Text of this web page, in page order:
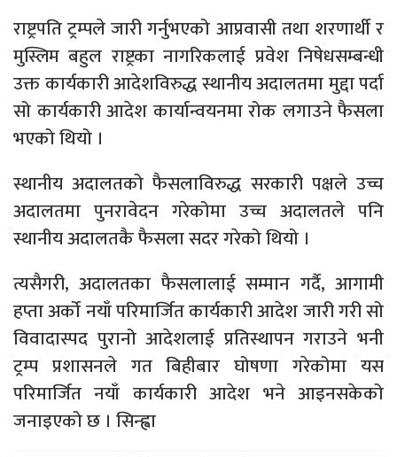
राष्ट्रपति ट्रम्पले जारी गर्नुभएको आप्रवासी तथा शरणार्थी र
मुस्लिम बहुल राष्ट्रका नागरिकलाई प्रवेश निषेधसम्बन्धी
उक्त कार्यकारी आदेशविरुद्ध स्थानीय अदालतमा मुद्दा पर्दा
सो कार्यकारी आदेश कार्यान्वयनमा रोक लगाउने फैसला
भएको थियो ।
स्थानीय अदालतको फैसलाविरुद्ध सरकारी पक्षले उच्च
अदालतमा पुनरावेदन गरेकोमा उच्च अदालतले पनि
स्थानीय अदालतकै फैसला सदर गरेको थियो ।
त्यसैगरी, अदालतका फैसलालाई सम्मान गर्दै, आगामी
हप्ता अर्को नयाँ परिमार्जित कार्यकारी आदेश जारी गरी सो
विवादास्पद पुरानो आदेशलाई प्रतिस्थापन गराउने भनी
ट्रम्प प्रशासनले गत बिहीबार घोषणा गरेकोमा यस
परिमार्जित नयाँ कार्यकारी आदेश भने आइनसकेको
जनाइएको छ । सिन्ह्वा